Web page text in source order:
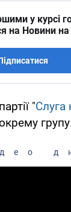
у курсі
на Новини на
"Слуга